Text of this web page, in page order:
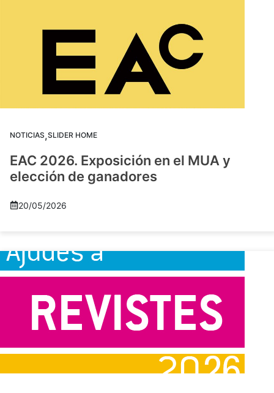
NOTICIAS,SLIDER HOME
EAC 2026. Exposición en el MUA y
elección de ganadores
20/05/2026